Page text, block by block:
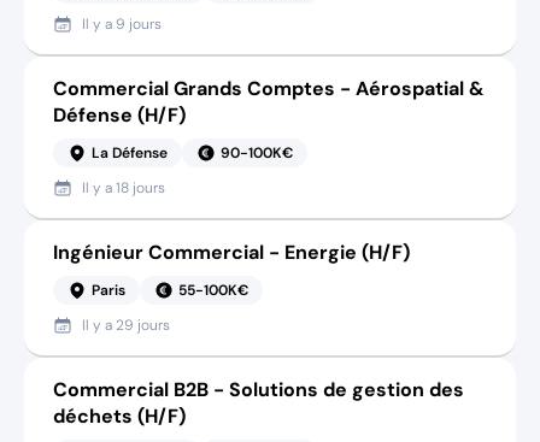
Il y a 9 jours
Commercial Grands Comptes - Aérospatial &
Défense (H/F)
La Défense
90-100K€
Il y a18 jours
Ingénieur Commercial - Energie (H/F)
Paris
55-100K€
Il y a 29 jours
Commercial B2B - Solutions de gestion des
déchets (H/F)